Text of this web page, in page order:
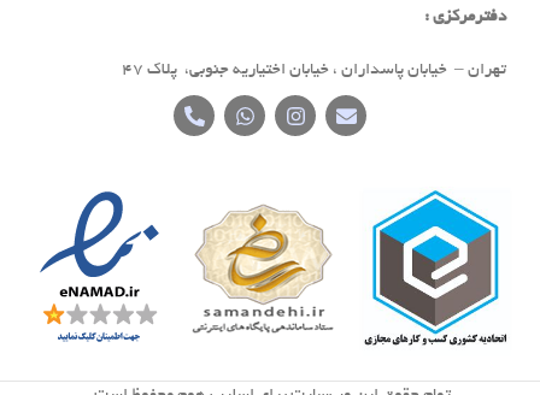
دفترمرکزی :
تهران – خیابان پاسداران ، خیابان اختیاریه جنوبی، پلاک 47